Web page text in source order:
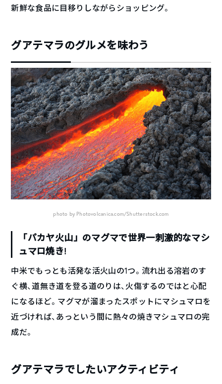
新鮮な食品に目移りしながらショッピング。
グアテマラのグルメを味わう
photo by Photovolcanica.com/Shutterstock.com
「パカヤ火山」のマグマで世界一刺激的なマシ
ュマロ焼き!
中米でもっとも活発な活火山の1つ。流れ出る溶岩のす
ぐ横、道無き道を登る道のりは、火傷するのではと心配
になるほど。マグマが溜まったスポットにマシュマロを
近づければ、あっという間に熱々の焼きマシュマロの完
成だ。
グアテマラでしたいアクティビティ